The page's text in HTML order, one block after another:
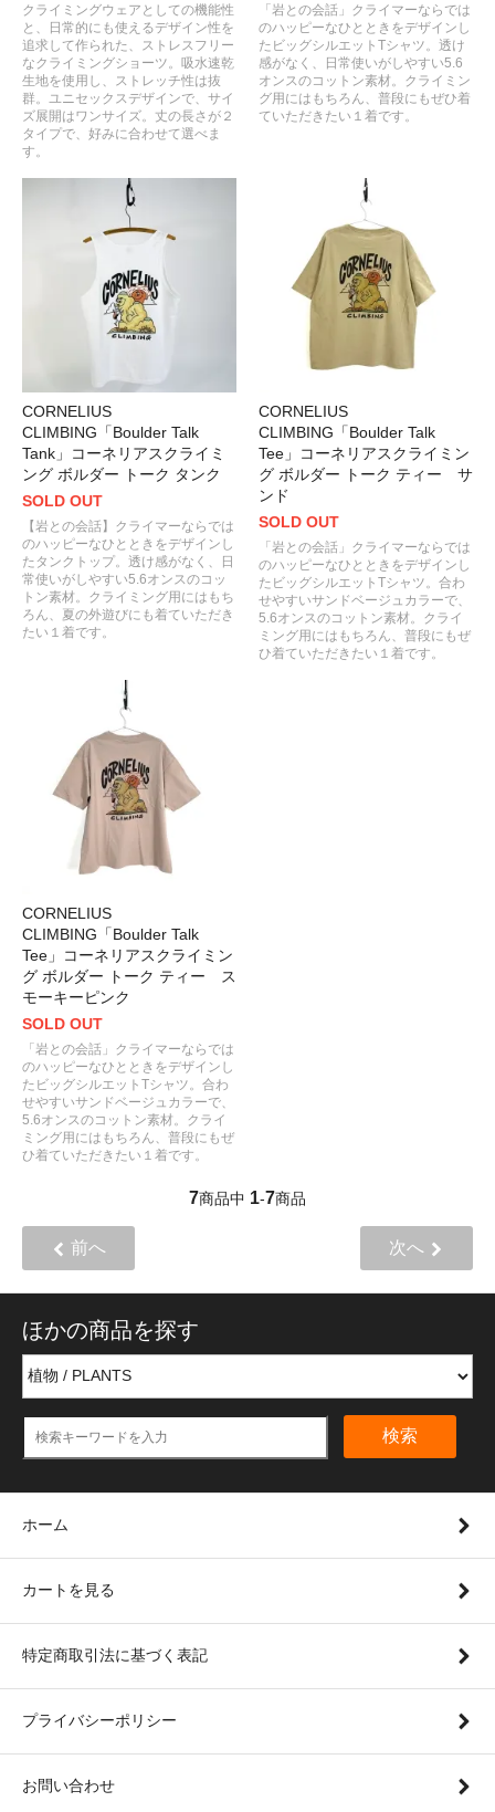
クライミングウェアとしての機能性
と、日常的にも使えるデザイン性を
追求して作られた、ストレスフリー
なクライミングショーツ。吸水速乾
生地を使用し、ストレッチ性は抜
群。ユニセックスデザインで、サイ
ズ展開はワンサイズ。丈の長さが２
タイプで、好みに合わせて選べま
す。
「岩との会話」クライマーならでは
のハッピーなひとときをデザインし
たビッグシルエットTシャツ。透け
感がなく、日常使いがしやすい5.6
オンスのコットン素材。クライミン
グ用にはもちろん、普段にもぜひ着
ていただきたい１着です。
CORNELIUS
CLIMBING「Boulder Talk
Tank」コーネリアスクライミ
ング ボルダー トーク タンク
SOLD OUT
【岩との会話】クライマーならでは
のハッピーなひとときをデザインし
たタンクトップ。透け感がなく、日
常使いがしやすい5.6オンスのコッ
トン素材。クライミング用にはもち
ろん、夏の外遊びにも着ていただき
たい１着です。
CORNELIUS
CLIMBING「Boulder Talk
Tee」コーネリアスクライミン
グ ボルダー トーク ティー サ
ンド
SOLD OUT
「岩との会話」クライマーならでは
のハッピーなひとときをデザインし
たビッグシルエットTシャツ。合わ
せやすいサンドベージュカラーで、
5.6オンスのコットン素材。クライ
ミング用にはもちろん、普段にもぜ
ひ着ていただきたい１着です。
CORNELIUS
CLIMBING「Boulder Talk
Tee」コーネリアスクライミン
グ ボルダー トーク ティー ス
モーキーピンク
SOLD OUT
「岩との会話」クライマーならでは
のハッピーなひとときをデザインし
たビッグシルエットTシャツ。合わ
せやすいサンドベージュカラーで、
5.6オンスのコットン素材。クライ
ミング用にはもちろん、普段にもぜ
ひ着ていただきたい１着です。
7商品中 1-7商品
前へ 次へ
ほかの商品を探す
検索
ホーム
カートを見る
特定商取引法に基づく表記
プライバシーポリシー
お問い合わせ